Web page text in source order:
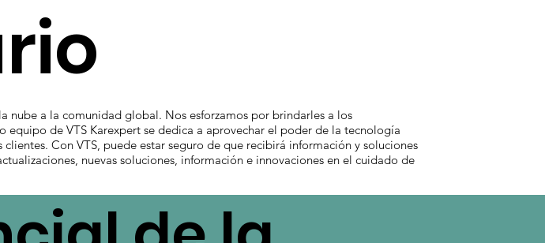
nube a la comunidad global. Nos esforzamos por brindarles a los
equipo de VTS Karexpert se dedica a aprovechar el poder de la tecnología
Con VTS, puede estar seguro de que recibirá información y soluciones
nuevas soluciones, información e innovaciones en el cuidado de